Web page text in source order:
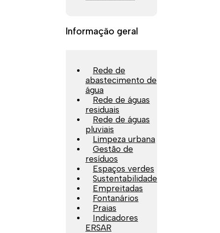
Informação geral
Rede de
abastecimento de
água
Rede de águas
residuais
Rede de águas
pluviais
Limpeza urbana
Gestão de
resíduos
Espaços verdes
Sustentabilidade
Empreitadas
Fontanários
Praias
Indicadores
ERSAR